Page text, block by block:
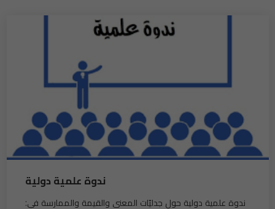
ندوة علمية دولية
:ندوة علمية دولية حول جدليّات المعنى والقيمة والممارسة في